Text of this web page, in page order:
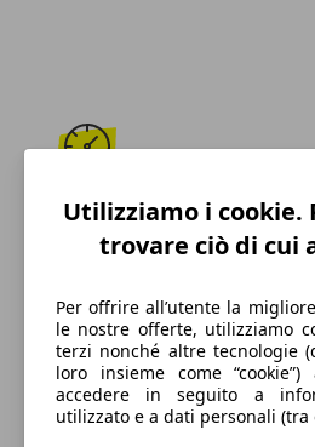
173 km/h
Velocità massima
Benzina
Carburante
Utilizziamo i cookie.
trovare ciò di cui
Per offrire all’utente la
le nostre offerte, utilizziamo
terzi nonché altre tecnologie
loro insieme come
accedere in seguito a
utilizzato e a dati personali